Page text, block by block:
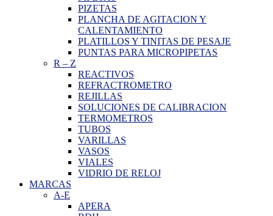
PIZETAS
PLANCHA DE AGITACION Y
CALENTAMIENTO
PLATILLOS Y TINITAS DE PESAJE
PUNTAS PARA MICROPIPETAS
R – Z
REACTIVOS
REFRACTROMETRO
REJILLAS
SOLUCIONES DE CALIBRACION
TERMOMETROS
TUBOS
VARILLAS
VASOS
VIALES
VIDRIO DE RELOJ
MARCAS
A-E
APERA